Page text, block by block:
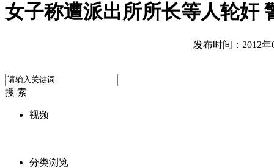
女子称遭派出所所长等人轮奸
发布时间：2012年
搜 索
视频
分类浏览